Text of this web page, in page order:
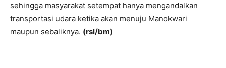
sehingga masyarakat setempat hanya mengandalkan
transportasi udara ketika akan menuju Manokwari
maupun sebaliknya. (rsl/bm)